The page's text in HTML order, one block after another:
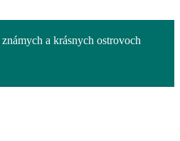
a krásnych ostrovoch